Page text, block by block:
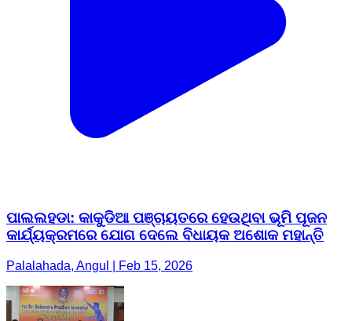
ପାଲଲହଡା: କାକୁଡିଆ ପଞ୍ଚାୟତରେ ହେଉଥିବା ଭୂମି ପୂଜନ
କାର୍ଯ୍ୟକ୍ରମରେ ଯୋଗ ଦେଲେ ବିଧାୟକ ଅଶୋକ ମହାନ୍ତି
Palalahada, Angul | Feb 15, 2026